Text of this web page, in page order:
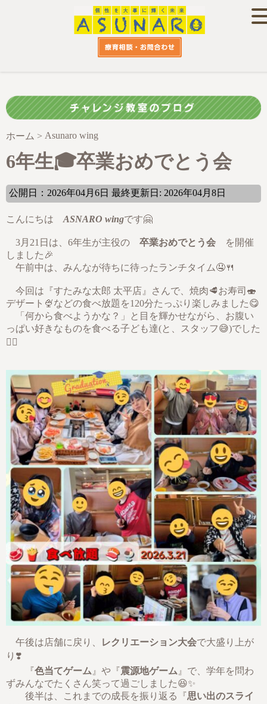
ホーム > Asunaro wing
6年生🎓卒業おめでとう会
公開日：2026年04月6日 最終更新日: 2026年04月8日
こんにちは ASNARO wingです🤗
​3月21日は、6年生が主役の 卒業おめでとう会 を開催
しました🎉
​ 午前中は、みんなが待ちに待ったランチタイム🤤🍴
今回は『すたみな太郎 太平店』さんで、焼肉🥩お寿司🍣
デザート🍨などの食べ放題を120分たっぷり楽しみました😋
「何から食べようかな？」と目を輝かせながら、お腹い
っぱい好きなものを食べる子ども達(と、スタッフ😅)でした
👍🏻
午後は店舗に戻り、 レクリエーション大会で大盛り上が
り❣️
『色当てゲーム 』や『震源地ゲーム 』で、学年を問わ
ずみんなでたくさん笑って過ごしました😆✨
​ 後半は、これまでの成長を振り返る『思い出のスライ